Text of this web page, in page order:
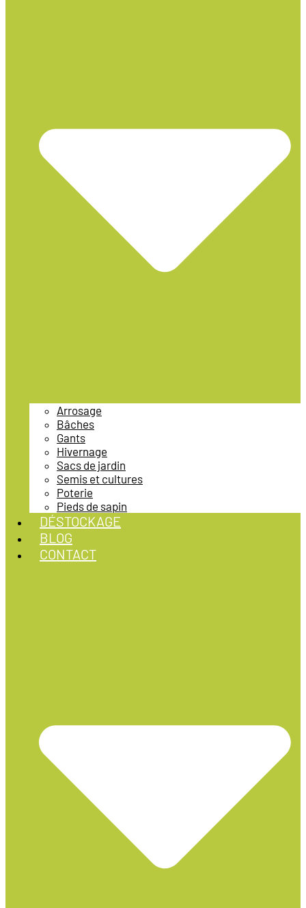
Arrosage
Bâches
Gants
Hivernage
Sacs de jardin
Semis et cultures
Poterie
Pieds de sapin
DÉSTOCKAGE
BLOG
CONTACT